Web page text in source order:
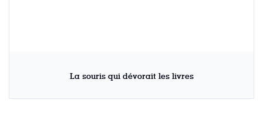
La souris qui dévorait les livres